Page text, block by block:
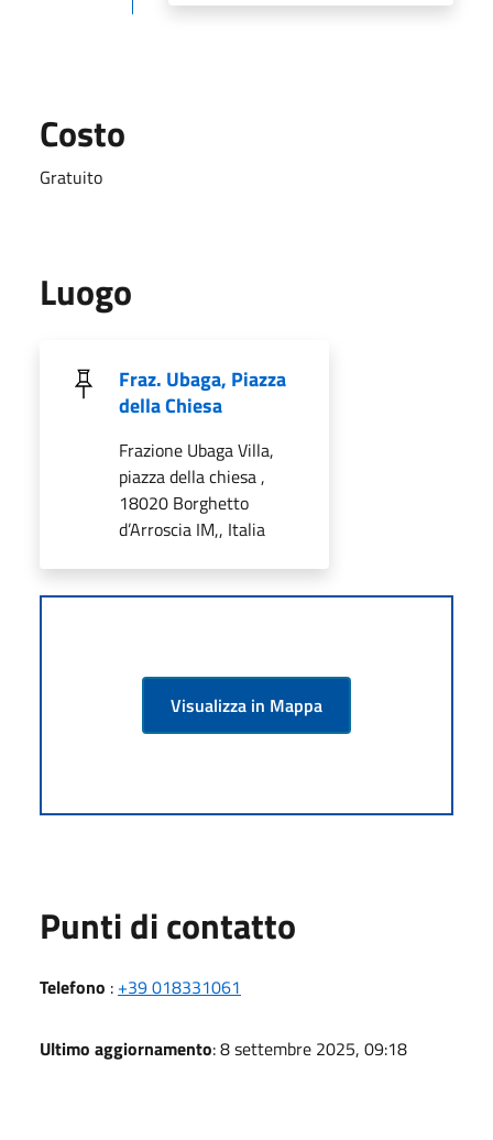
Costo
Gratuito
Luogo
Fraz. Ubaga, Piazza
della Chiesa
Frazione Ubaga Villa,
piazza della chiesa ,
18020 Borghetto
d’Arroscia IM,, Italia
Visualizza in Mappa
Punti di contatto
Telefono : +39 018331061
Ultimo aggiornamento: 8 settembre 2025, 09:18